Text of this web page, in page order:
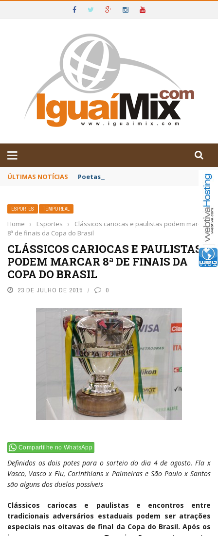
IGUAÍ E SUDOESTE DA BAHIA
ÚLTIMAS NOTÍCIAS Poetas baianos representam o Brasil no
ESPORTES TEMPO REAL
Home › Esportes ›
Clássicos cariocas e paulistas podem marcar
8ª de finais da Copa do Brasil
CLÁSSICOS CARIOCAS E PAULISTAS
PODEM MARCAR 8ª DE FINAIS DA
COPA DO BRASIL
23 DE JULHO DE 2015 0
Compartilhe no WhatsApp
Definidos os dois potes para o sorteio do dia 4 de agosto. Fla x
Vasco, Vasco x Flu, Corinthians x Palmeiras e São Paulo x Santos
são alguns dos duelos possíveis
Clássicos cariocas e paulistas e encontros entre
tradicionais adversários estaduais podem ser atrações
especiais nas oitavas de final da Copa do Brasil. Após os